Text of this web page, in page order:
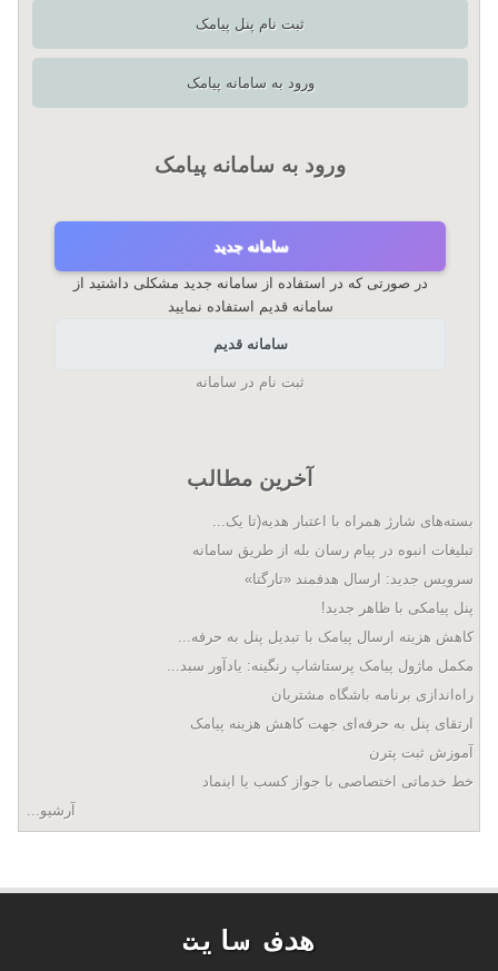
ثبت نام پنل پیامک
ورود به سامانه پیامک
ورود به سامانه پیامک
سامانه جدید
در صورتی که در استفاده از سامانه جدید مشکلی داشتید از
سامانه قدیم استفاده نمایید
سامانه قدیم
ثبت نام در سامانه
آخرین مطالب
بسته‌های شارژ همراه با اعتبار هدیه(تا یک...
تبلیغات انبوه در پیام رسان بله از طریق سامانه
سرویس جدید: ارسال هدفمند «تارگتا»
پنل پیامکی با ظاهر جدید!
کاهش هزینه ارسال پیامک با تبدیل پنل به حرفه...
مکمل ماژول پیامک پرستاشاپ رنگینه: یادآور سبد...
راه‌اندازی برنامه باشگاه مشتریان
ارتقای پنل به حرفه‌ای جهت کاهش هزینه پیامک
آموزش ثبت پترن
خط خدماتی اختصاصی با جواز کسب یا اینماد
آرشیو...
هدف سايت